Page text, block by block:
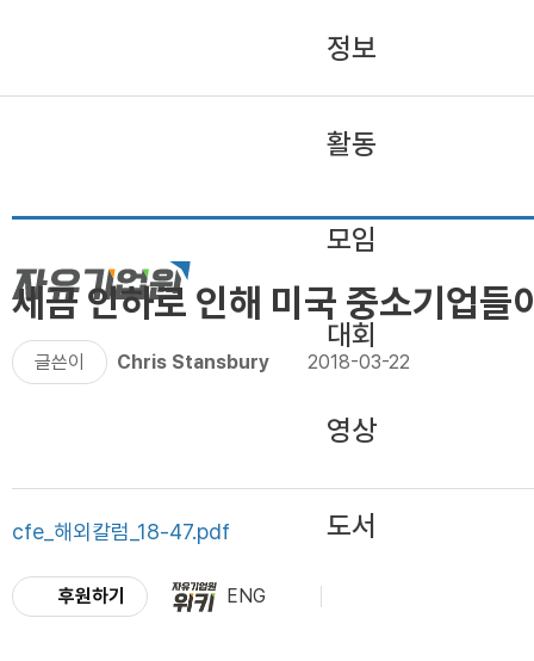
정보
활동
모임
대회
영상
도서
후원하기 ENG
세금 인하로 인해 미국 중소기업들
글쓴이 Chris Stansbury 2018-03-22
cfe_해외칼럼_18-47.pdf